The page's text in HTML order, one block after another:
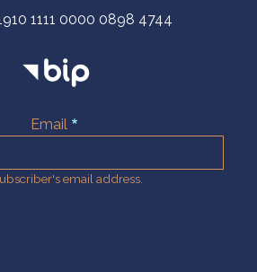
1111 0000 0898 4744
Email
email address.